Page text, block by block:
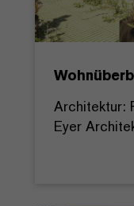
Architektur:
Eyer